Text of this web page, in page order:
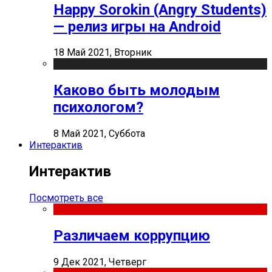
Happy Sorokin (Angry Students)
— релиз игры на Android
18 Май 2021, Вторник
Каково быть молодым
психологом?
8 Май 2021, Суббота
Интерактив
Интерактив
Посмотреть все
Различаем коррупцию
9 Дек 2021, Четверг